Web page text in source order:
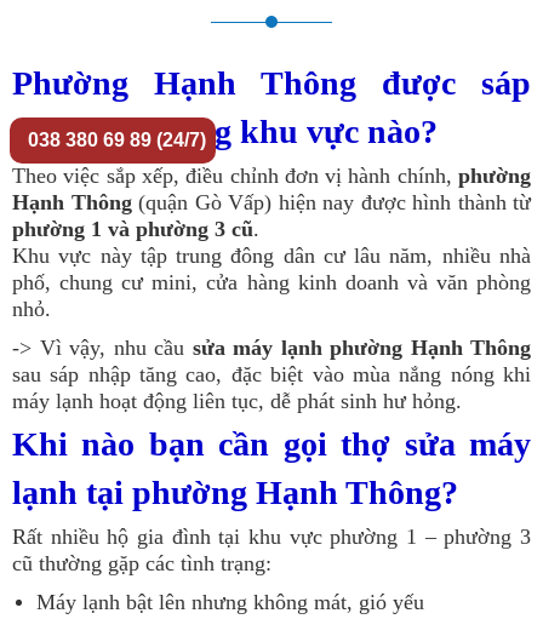
Phường Hạnh Thông được sáp
nhập từ những khu vực nào?
Theo việc sắp xếp, điều chỉnh đơn vị hành chính, phường
Hạnh Thông(quận Gò Vấp) hiện nay được hình thành từ
phường 1 và phường 3 cũ.
Khu vực này tập trung đông dân cư lâu năm, nhiều nhà
phố, chung cư mini, cửa hàng kinh doanh và văn phòng
nhỏ.
-> Vì vậy, nhu cầu sửa máy lạnh phường Hạnh Thông
sau sáp nhập tăng cao, đặc biệt vào mùa nắng nóng khi
máy lạnh hoạt động liên tục, dễ phát sinh hư hỏng.
Khi nào bạn cần gọi thợ sửa máy
lạnh tại phường Hạnh Thông?
Rất nhiều hộ gia đình tại khu vực phường 1 – phường 3
cũ thường gặp các tình trạng:
Máy lạnh bật lên nhưng không mát, gió yếu
038 380 69 89 (24/7)